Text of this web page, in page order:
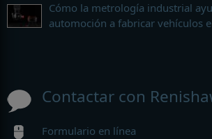
Cómo la metrología industrial
automoción a fabricar vehículos
Contactar con
Formulario en línea